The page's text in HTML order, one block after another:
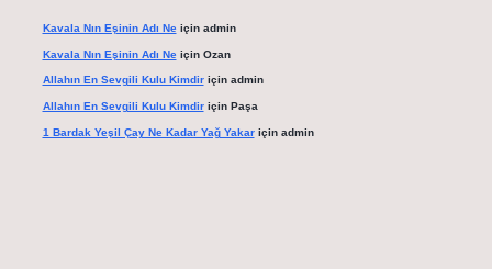
Kavala Nın Eşinin Adı Neiçin admin
Kavala Nın Eşinin Adı Neiçin Ozan
Allahın En Sevgili Kulu Kimdiriçin admin
Allahın En Sevgili Kulu Kimdiriçin Paşa
1 Bardak Yeşil Çay Ne Kadar Yağ Yakariçin admin